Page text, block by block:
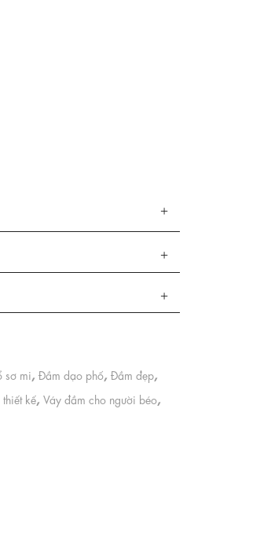
sơ mi, Đầm dạo phố, Đầm đẹp,
kế, Váy đầm cho người béo,